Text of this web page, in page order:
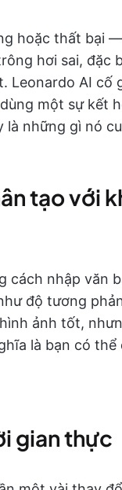
hoặc thất bại
hơi sai, đặc
Leonardo AI cố
một sự kết
những gì nó
tạo với
cách nhập văn
độ tương
ảnh tốt,
là bạn có
gian thực